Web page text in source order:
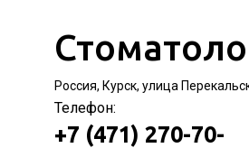
Россия, Курск, улица
Телефон:
+7 (471) 270-70-